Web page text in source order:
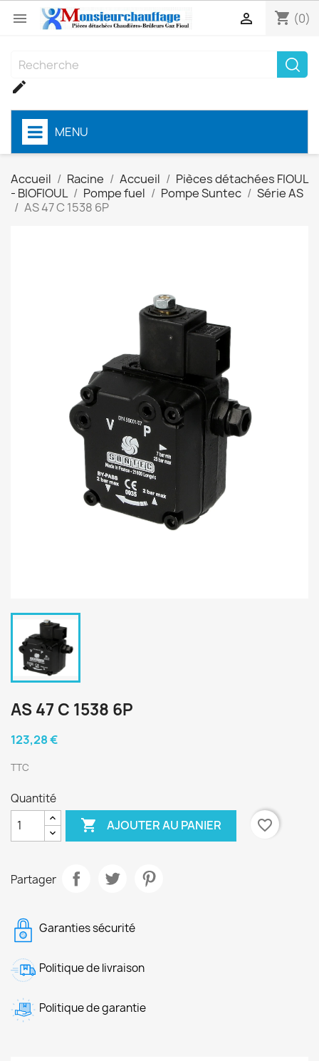
 shopping_cart (0)


MENU
Accueil Racine Accueil
Pièces détachées FIOUL
- BIOFIOUL
Pompe fuel Pompe Suntec
Série AS
AS 47 C 1538 6P
AS 47 C 1538 6P
123,28 €
TTC
Quantité
 AJOUTER AU PANIER favorite_border
Partager
Garanties sécurité
Politique de livraison
Politique de garantie